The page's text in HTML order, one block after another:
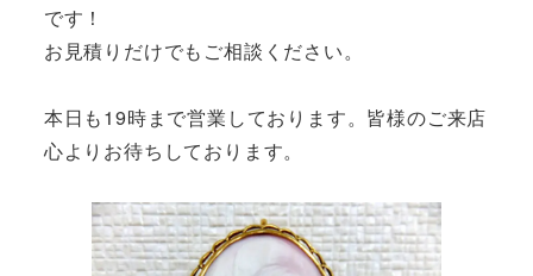
です！
お見積りだけでもご相談ください。
本日も19時まで営業しております。皆様のご来店
心よりお待ちしております。